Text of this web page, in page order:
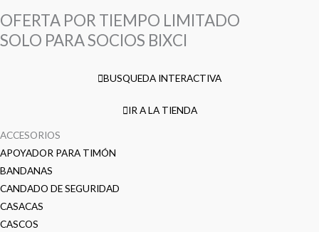
OFERTA POR TIEMPO LIMITADO
SOLO PARA SOCIOS BIXCI
BUSQUEDA INTERACTIVA
IR A LA TIENDA
ACCESORIOS
APOYADOR PARA TIMÓN
BANDANAS
CANDADO DE SEGURIDAD
CASACAS
CASCOS